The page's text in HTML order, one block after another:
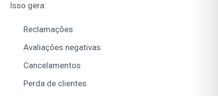
Isso gera:
Reclamações
Avaliações negativas
Cancelamentos
Perda de clientes